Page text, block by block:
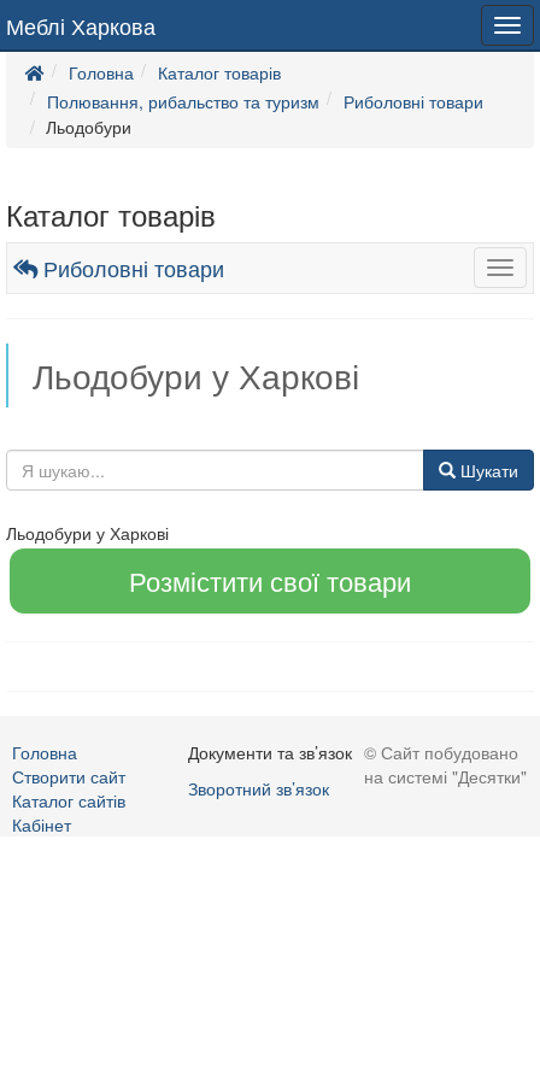
Меблі Харкова
Головна
Каталог товарів
Полювання, рибальство та туризм
Риболовні товари
Льодобури
Каталог товарів
Риболовні товари
Льодобури у Харкові
Шукати
Льодобури у Харкові
Розмістити свої товари
Головна
Створити сайт
Каталог сайтів
Кабінет
Документи та зв’язок
Зворотний зв’язок
© Сайт побудовано
на системі "Десятки"